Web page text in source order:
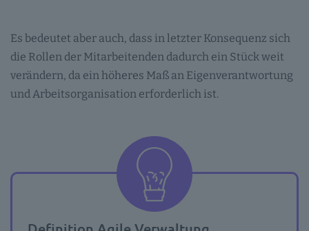
Es bedeutet aber auch, dass in letzter Konsequenz sich
die Rollen der Mitarbeitenden dadurch ein Stück weit
verändern, da ein höheres Maß an Eigenverantwortung
und Arbeitsorganisation erforderlich ist.